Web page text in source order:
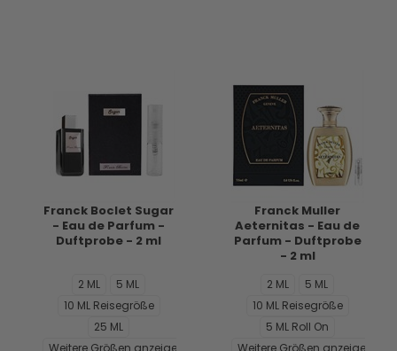
Franck Boclet Sugar
- Eau de Parfum -
Duftprobe - 2 ml
2 ML
5 ML
10 ML Reisegröße
25 ML
Franck Muller
Aeternitas - Eau de
Parfum - Duftprobe
- 2 ml
2 ML
5 ML
10 ML Reisegröße
5 ML Roll On